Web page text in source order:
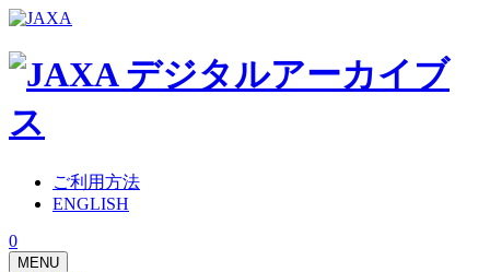
ご利用方法
ENGLISH
0
MENU